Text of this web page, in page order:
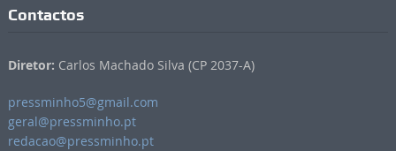
Contactos
Diretor: Carlos Machado Silva (CP 2037-A)
pressminho5@gmail.com
geral@pressminho.pt
redacao@pressminho.pt